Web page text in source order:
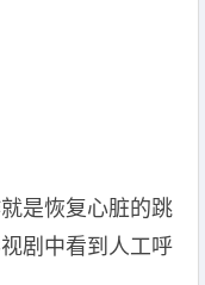
是恢复心脏的跳
剧中看到人工呼